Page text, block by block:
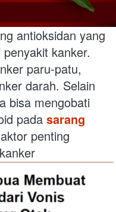
antioksidan yang
kanker.
paru-patu,
darah. Selain
bisa mengobati
pada sarang
penting